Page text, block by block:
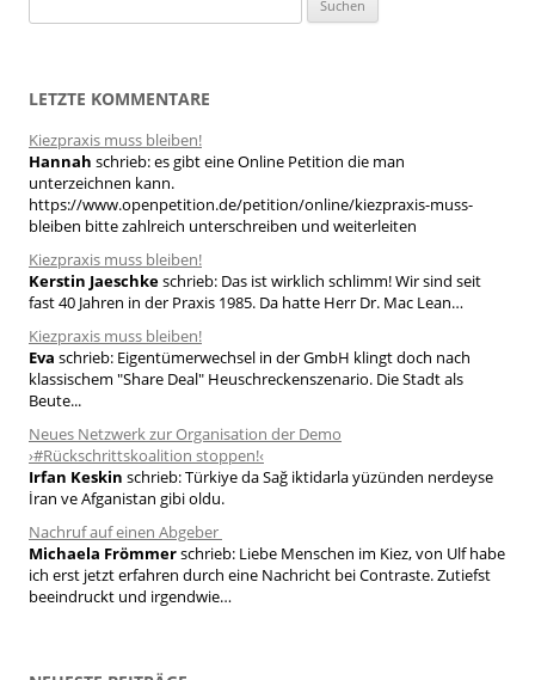
u
n
n
a
c
h
:
LETZTE KOMMENTARE
Kiezpraxis muss bleiben!
Hannah schrieb:es gibt eine Online Petition die man
unterzeichnen kann.
https://www.openpetition.de/petition/online/kiezpraxis-muss-
bleiben bitte zahlreich unterschreiben und weiterleiten
Kiezpraxis muss bleiben!
Kerstin Jaeschkeschrieb: Das ist wirklich schlimm! Wir sind seit
fast 40 Jahren in der Praxis 1985. Da hatte Herr Dr. Mac Lean…
Kiezpraxis muss bleiben!
Eva schrieb: Eigentümerwechsel in der GmbH klingt doch nach
klassischem "Share Deal" Heuschreckenszenario. Die Stadt als
Beute...
Neues Netzwerk zur Organisation der Demo
›#Rückschrittskoalition stoppen!‹
Irfan Keskin schrieb:Türkiye da Sağ iktidarla yüzünden nerdeyse
İran ve Afganistan gibi oldu.
Nachruf auf einen Abgeber
Michaela Frömmerschrieb: Liebe Menschen im Kiez, von Ulf habe
ich erst jetzt erfahren durch eine Nachricht bei Contraste. Zutiefst
beeindruckt und irgendwie…